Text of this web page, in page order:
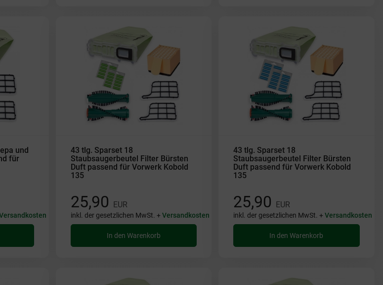
und
für
43 tlg. Sparset 18
Staubsaugerbeutel Filter Bürsten
Duft passend für Vorwerk Kobold
135
25,90 EUR
inkl. der gesetzlichen MwSt. +Versandkosten
In den Warenkorb
43 tlg. Sparset 18
Staubsaugerbeutel Filter Bürsten
Duft passend für Vorwerk Kobold
135
25,90 EUR
inkl. der gesetzlichen MwSt. +Versandkosten
In den Warenkorb